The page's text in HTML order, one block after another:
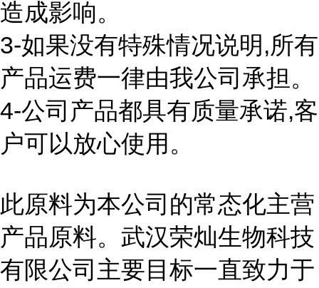
造成影响。
3-如果没有特殊情况说明,所有
产品运费一律由我公司承担。
4-公司产品都具有质量承诺,客
户可以放心使用。
此原料为本公司的常态化主营
产品原料。武汉荣灿生物科技
有限公司主要目标一直致力于